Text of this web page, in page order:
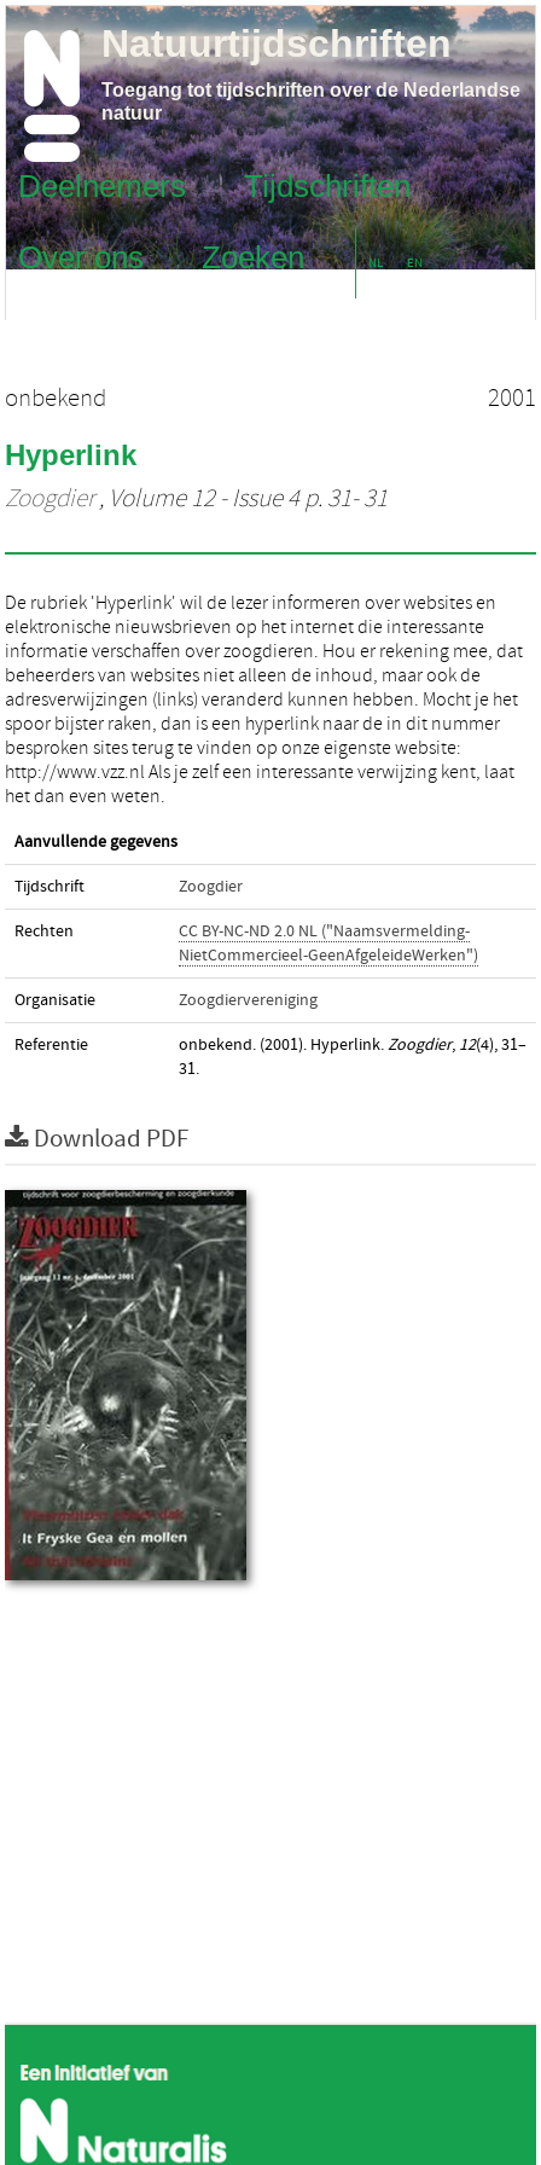
Deelnemers
Tijdschriften
Over ons
Zoeken NL EN
Natuurtijdschriften
Toegang tot tijdschriften over de Nederlandse
natuur
onbekend 2001
Hyperlink
Zoogdier, Volume 12 - Issue 4 p. 31- 31
De rubriek 'Hyperlink' wil de lezer informeren over websites en
elektronische nieuwsbrieven op het internet die interessante
informatie verschaffen over zoogdieren. Hou er rekening mee, dat
beheerders van websites niet alleen de inhoud, maar ook de
adresverwijzingen (links) veranderd kunnen hebben. Mocht je het
spoor bijster raken, dan is een hyperlink naar de in dit nummer
besproken sites terug te vinden op onze eigenste website:
http://www.vzz.nl Als je zelf een interessante verwijzing kent, laat
het dan even weten.
Aanvullende gegevens
Tijdschrift Zoogdier
Rechten
CC BY-NC-ND 2.0 NL ("Naamsvermelding-
NietCommercieel-GeenAfgeleideWerken")
Organisatie Zoogdiervereniging
Referentie onbekend. (2001). Hyperlink.Zoogdier, 12(4), 31–
31.
Download PDF